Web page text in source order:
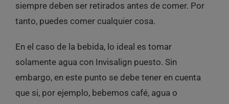
siempre deben ser retirados antes de comer. Por
tanto, puedes comer cualquier cosa.
En el caso de la bebida, lo ideal es tomar
solamente agua con Invisalign puesto. Sin
embargo, en este punto se debe tener en cuenta
que si, por ejemplo, bebemos café, agua o